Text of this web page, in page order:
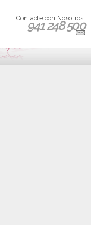
Contacte con Nosotros:
941 248 500